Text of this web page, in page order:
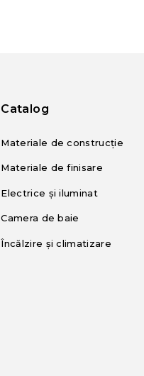
Catalog
Materiale de construcție
Materiale de finisare
Electrice și iluminat
Camera de baie
Încălzire și climatizare